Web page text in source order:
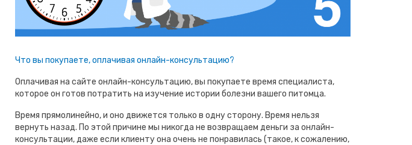
Что вы покупаете, оплачивая онлайн-консультацию?
Оплачивая на сайте онлайн-консультацию, вы покупаете время специалиста,
которое он готов потратить на изучение истории болезни вашего питомца.
Время прямолинейно, и оно движется только в одну сторону. Время нельзя
вернуть назад. По этой причине мы никогда не возвращаем деньги за онлайн-
консультации, даже если клиенту она очень не понравилась (такое, к сожалению,